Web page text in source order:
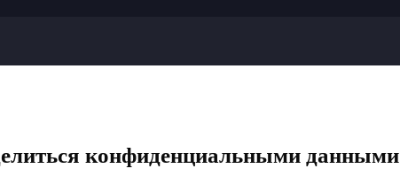
конфиденциальными данными